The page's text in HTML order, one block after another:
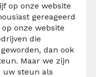
op onze website
gereageerd
onze website
die
dan ook
Maar we zijn
uw steun als